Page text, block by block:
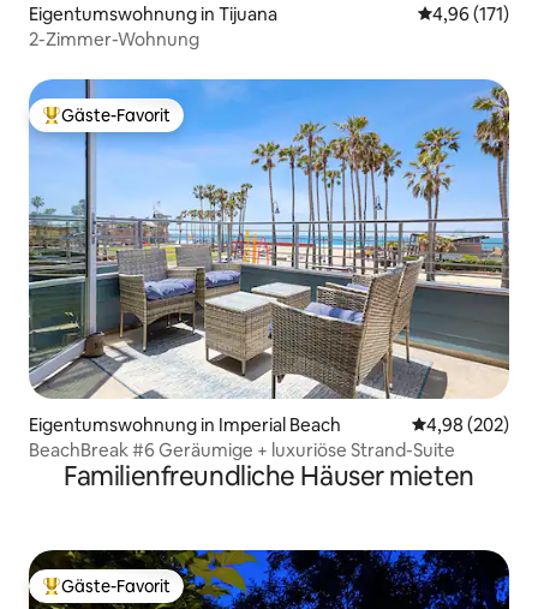
Eigentumswohnung in Tijuana
4,96 (171)
2-Zimmer-Wohnung
Beliebter Gäste-Favorit.
Gäste-Favorit
Eigentumswohnung in Imperial Beach
4,98 (202)
BeachBreak #6 Geräumige + luxuriöse Strand-Suite
Familienfreundliche Häuser mieten
Beliebter Gäste-Favorit.
Gäste-Favorit